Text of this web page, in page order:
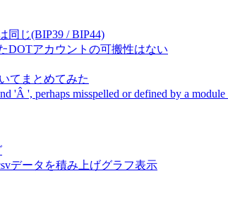
同じ(BIP39 / BIP44)
DOTアカウントの可搬性はない
てまとめてみた
', perhaps misspelled or defined by a
データを積み上げグラフ表示